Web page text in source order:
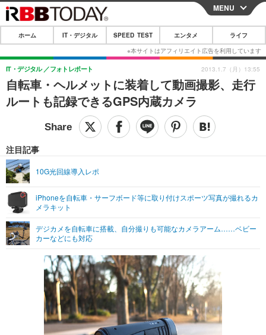
CLOSE
ホーム
IT・デジタル
IT・デジタルTOP スマートフォン
ショッピング その他
SPEED TEST
エンタメTOP 映画・ドラマ
グラビア
ショッピング その他
ライフTOP
その他
リリース一覧
プッシュ通知の停止方法
MENU
ホーム IT・デジタル SPEED TEST エンタメ ライフ
自転車・ヘルメットに装着して動画撮影、走行
ルートも記録できるGPS内蔵カメラ
IT・デジタル フォトレポート
注目記事
10G光回線導入レポ
iPhoneを自転車・サーフボード等に取り付けスポーツ写真が撮れるカ
メラキット
デジカメを自転車に搭載、自分撮りも可能なカメラアーム……ベビー
カーなどにも対応
2013.1.7（月）13:55